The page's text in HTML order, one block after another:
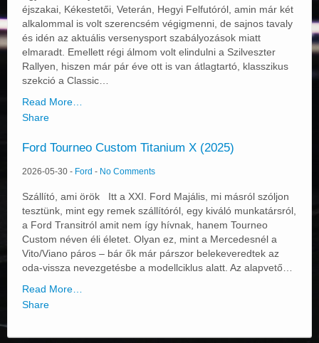
éjszakai, Kékestetői, Veterán, Hegyi Felfutóról, amin már két
alkalommal is volt szerencsém végigmenni, de sajnos tavaly
és idén az aktuális versenysport szabályozások miatt
elmaradt. Emellett régi álmom volt elindulni a Szilveszter
Rallyen, hiszen már pár éve ott is van átlagtartó, klasszikus
szekció a Classic…
Read More…
Share
Ford Tourneo Custom Titanium X (2025)
2026-05-30 - Ford - No Comments
Szállító, ami örök Itt a XXI. Ford Majális, mi másról szóljon
tesztünk, mint egy remek szállítóról, egy kiváló munkatársról,
a Ford Transitról amit nem így hívnak, hanem Tourneo
Custom néven éli életet. Olyan ez, mint a Mercedesnél a
Vito/Viano páros – bár ők már párszor belekeveredtek az
oda-vissza nevezgetésbe a modellciklus alatt. Az alapvető…
Read More…
Share